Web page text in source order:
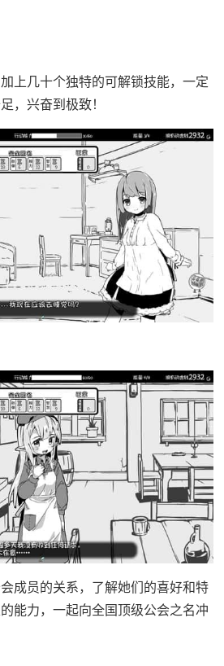
上几十个独特的可解锁技能，一定
，兴奋到极致！
成员的关系，了解她们的喜好和特
能力，一起向全国顶级公会之名冲